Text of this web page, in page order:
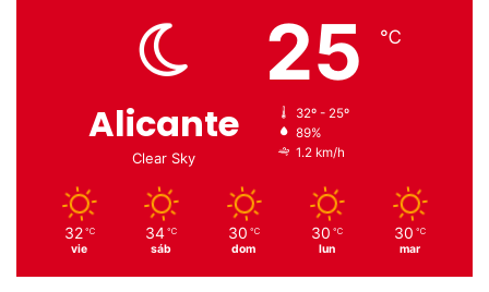
Alicante
Clear Sky
25 ℃
32º - 25º
89%
1.2 km/h
32 ℃
vie
34 ℃
sáb
30 ℃
dom
30 ℃
lun
30 ℃
mar